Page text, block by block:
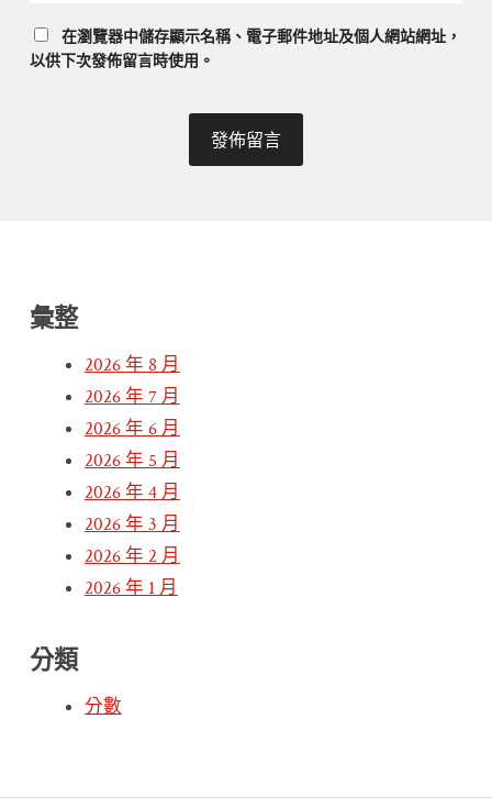
在瀏覽器中儲存顯示名稱、電子郵件地址及個人網站網址，
以供下次發佈留言時使用。
彙整
2026 年 8 月
2026 年 7 月
2026 年 6 月
2026 年 5 月
2026 年 4 月
2026 年 3 月
2026 年 2 月
2026 年 1 月
分類
分數